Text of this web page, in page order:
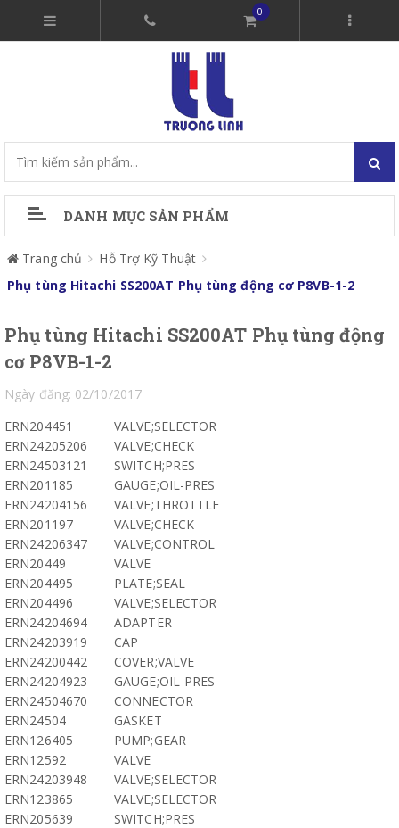
0
DANH MỤC SẢN PHẨM
Trang chủ
Hỗ Trợ Kỹ Thuật
Phụ tùng Hitachi SS200AT Phụ tùng động cơ P8VB-1-2
Phụ tùng Hitachi SS200AT Phụ tùng động
cơ P8VB-1-2
Ngày đăng: 02/10/2017
ERN204451
VALVE;SELECTOR
ERN24205206
VALVE;CHECK
ERN24503121
SWITCH;PRES
ERN201185
GAUGE;OIL-PRES
ERN24204156
VALVE;THROTTLE
ERN201197
VALVE;CHECK
ERN24206347
VALVE;CONTROL
ERN20449
VALVE
ERN204495
PLATE;SEAL
ERN204496
VALVE;SELECTOR
ERN24204694
ADAPTER
ERN24203919
CAP
ERN24200442
COVER;VALVE
ERN24204923
GAUGE;OIL-PRES
ERN24504670
CONNECTOR
ERN24504
GASKET
ERN126405
PUMP;GEAR
ERN12592
VALVE
ERN24203948
VALVE;SELECTOR
ERN123865
VALVE;SELECTOR
ERN205639
SWITCH;PRES